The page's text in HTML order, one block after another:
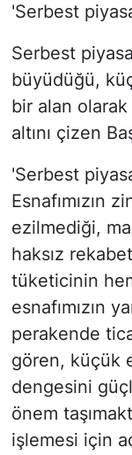
'Serbest
Serbest
büyüdüğü,
bir alan
altını çizen
'Serbest
Esnafımızın
ezilmediği,
haksız
tüketicinin
esnafımızın
perakende
gören, küçük
dengesini
önem
işlemesi için